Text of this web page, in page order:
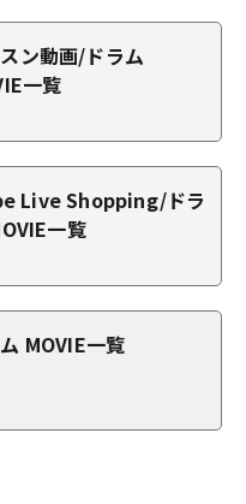
ン動画/ドラム
一覧
Live Shopping/ドラ
一覧
MOVIE一覧